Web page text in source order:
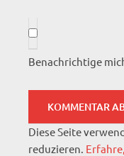
Benachrichtige
Diese Seite
reduzieren.